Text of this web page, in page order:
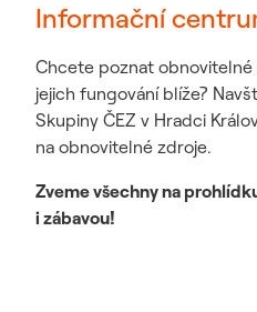
Informační
Chcete poznat
jejich fungování blíže?
Skupiny ČEZ v Hradci
na obnovitelné zdroje.
Zveme všechny na
i zábavou!